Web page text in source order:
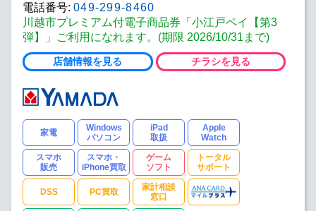
電話番号: 049-299-8460
川越市プレミアム付電子商品券「小江戸ペイ【第3
弾】」ご利用になれます。(期限 2026/10/31まで)
店舗情報を見る チラシを見る
家電
Windows
パソコン
iPad
取扱
Apple
Watch
スマホ
販売
スマホ・
iPhone買取
ゲーム
ソフト
トータル
サポート
DSS PC買取
家計相談
窓口